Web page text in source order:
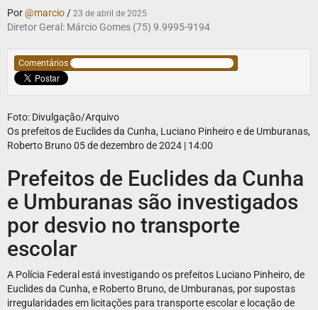
Por@marcio / 23 de abril de 2025
Diretor Geral: Márcio Gomes (75) 9.9995-9194
Comentários
Foto: Divulgação/Arquivo
Os prefeitos de Euclides da Cunha, Luciano Pinheiro e de Umburanas,
Roberto Bruno05 de dezembro de 2024 | 14:00
Prefeitos de Euclides da Cunha
e Umburanas são investigados
por desvio no transporte
escolar
A Polícia Federal está investigando os prefeitos Luciano Pinheiro, de
Euclides da Cunha, e Roberto Bruno, de Umburanas, por supostas
irregularidades em licitações para transporte escolar e locação de